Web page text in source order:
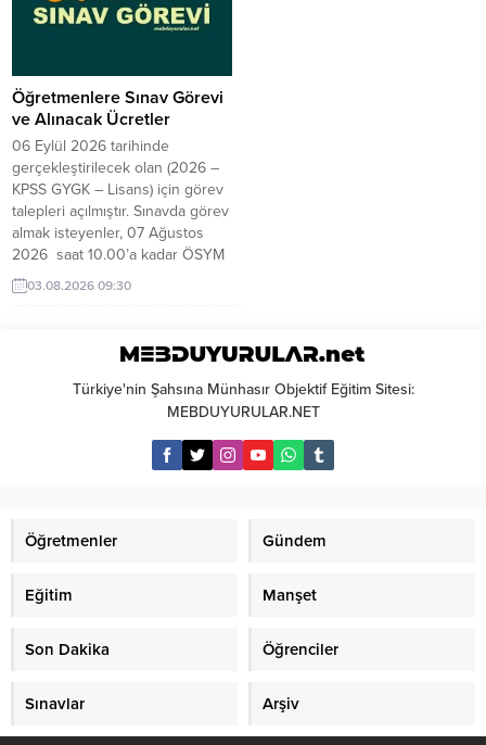
öğrenim görürken çeşitli
üniversiteyi kazandığı halde kayıt
yaptırmayan öğrenciler...
Öğretmenlere Sınav Görevi
ve Alınacak Ücretler
06 Eylül 2026 tarihinde
gerçekleştirilecek olan (2026 –
KPSS GYGK – Lisans) için görev
talepleri açılmıştır. Sınavda görev
almak isteyenler, 07 Ağustos
2026 saat 10.00’a kadar ÖSYM
Görevli İşlemleri Sistemi
üzerinden görev talebinde
SINAV BİLGİLERİ Sınav Adı: 2026
– KPSS GYGK – Lisans...
03.08.2026 09:30
Türkiye'nin Şahsına Münhasır Objektif Eğitim Sitesi:
MEBDUYURULAR.NET
Öğretmenler Gündem
Eğitim Manşet
Son Dakika Öğrenciler
Sınavlar Arşiv